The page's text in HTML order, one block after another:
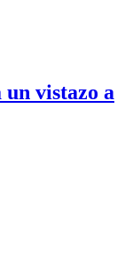
vistazo a